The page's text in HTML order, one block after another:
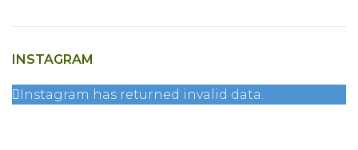
INSTAGRAM
Instagram has returned invalid data.